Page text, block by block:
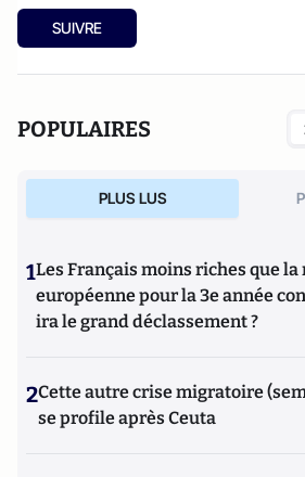
SUIVRE
POPULAIRES
PLUS LUS
1Les Français moins riches que la
européenne pour la 3e année
ira le grand déclassement ?
2Cette autre crise migratoire
se profile après Ceuta